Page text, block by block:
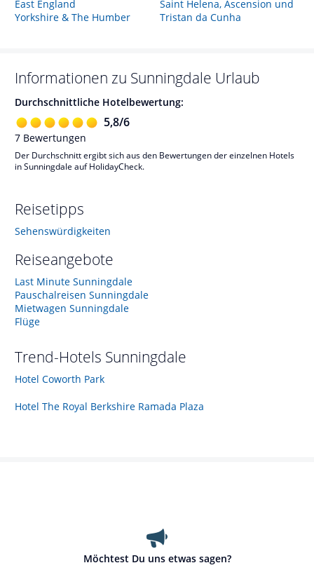
East England
Yorkshire & The Humber
Saint Helena, Ascension und
Tristan da Cunha
Informationen zu Sunningdale Urlaub
Durchschnittliche Hotelbewertung:
5,8/6
7 Bewertungen
Der Durchschnitt ergibt sich aus den Bewertungen der einzelnen Hotels
in Sunningdale auf HolidayCheck.
Reisetipps
Sehenswürdigkeiten
Reiseangebote
Last Minute Sunningdale
Pauschalreisen Sunningdale
Mietwagen Sunningdale
Flüge
Trend-Hotels Sunningdale
Hotel Coworth Park
Hotel The Royal Berkshire Ramada Plaza
Möchtest Du uns etwas sagen?